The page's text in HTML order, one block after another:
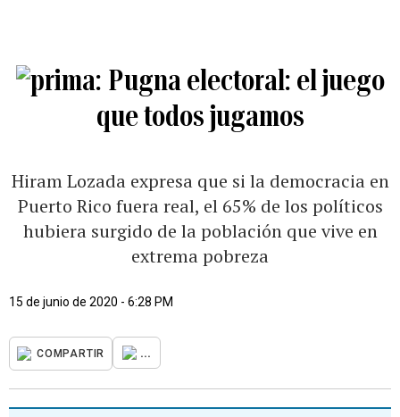
Pugna electoral: el juego
que todos jugamos
Hiram Lozada expresa que si la democracia en
Puerto Rico fuera real, el 65% de los políticos
hubiera surgido de la población que vive en
extrema pobreza
15 de junio de 2020 - 6:28 PM
COMPARTIR ...